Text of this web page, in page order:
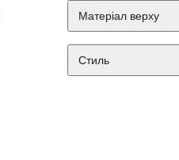
Матеріал верху
Стиль